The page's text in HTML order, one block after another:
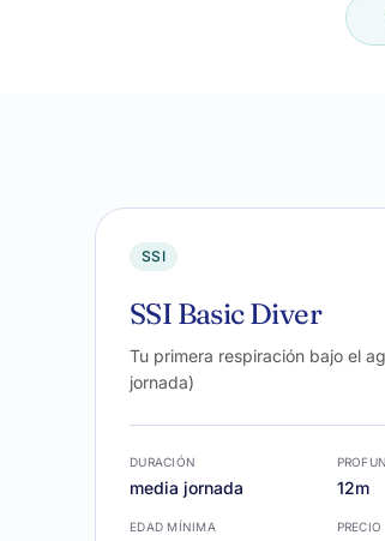
SSI
SSI Basic Diver
Tu primera respiración bajo el
jornada)
DURACIÓN
media jornada 12m
EDAD MÍNIMA PRECIO